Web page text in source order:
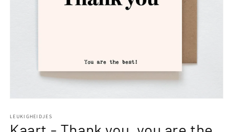
openen
in
LEUKIGHEIDJES